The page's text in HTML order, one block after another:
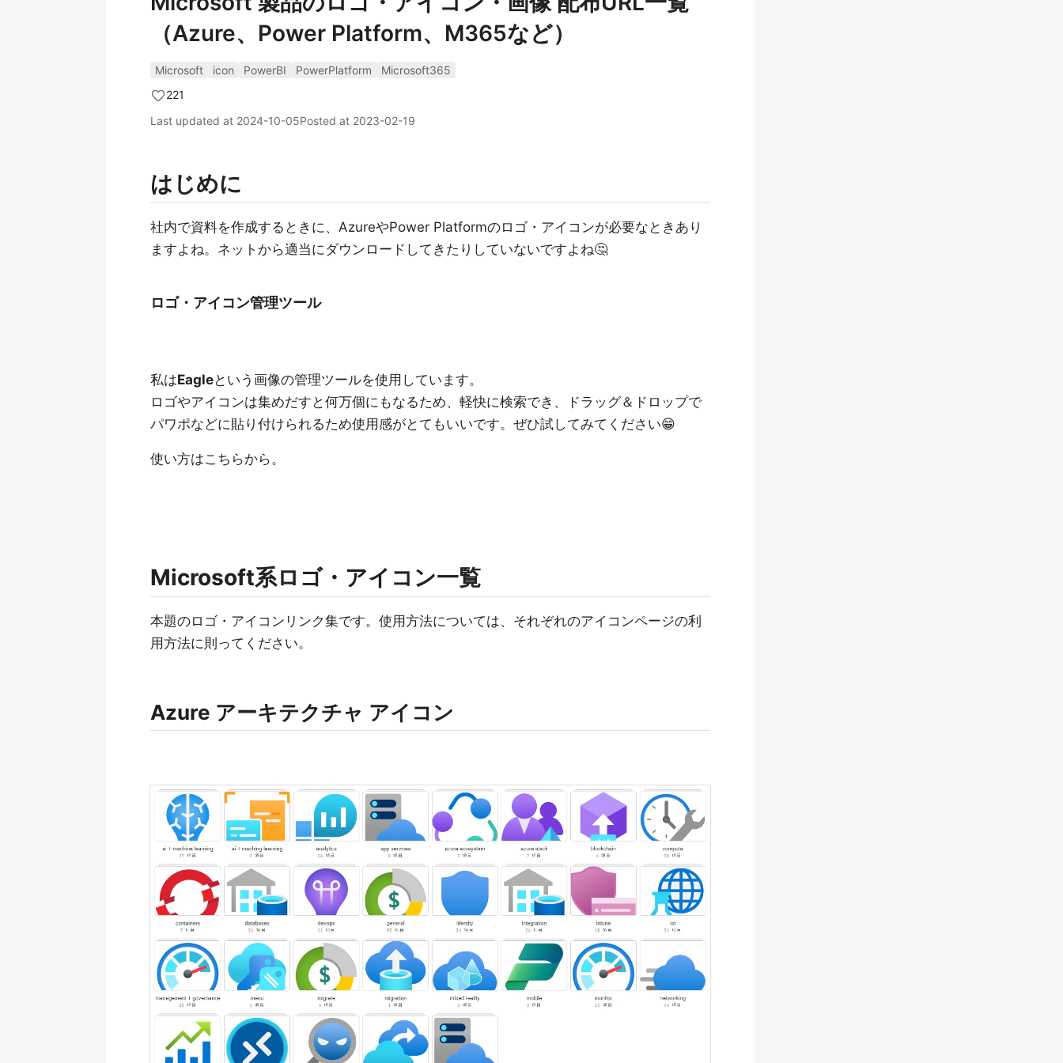
（Azure、Power Platform、M365など）
Microsoft icon PowerBI PowerPlatform
Microsoft365
221
Last updated at 2024-10-05Posted at 2023-02-19
はじめに
社内で資料を作成するときに、AzureやPower Platformのロゴ・アイコンが必要なときあり
ますよね。ネットから適当にダウンロードしてきたりしていないですよね🤔
ロゴ・アイコン管理ツール
私はEagleという画像の管理ツールを使用しています。
ロゴやアイコンは集めだすと何万個にもなるため、軽快に検索でき、ドラッグ＆ドロップで
パワポなどに貼り付けられるため使用感がとてもいいです。ぜひ試してみてください😁
使い方はこちらから。
Microsoft系ロゴ・アイコン一覧
本題のロゴ・アイコンリンク集です。使用方法については、それぞれのアイコンページの利
用方法に則ってください。
Azure アーキテクチャ アイコン